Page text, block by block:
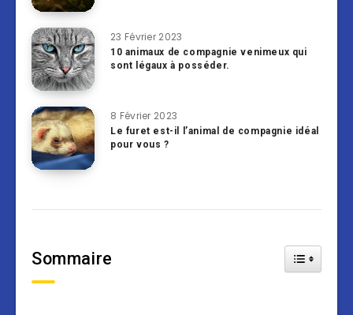
23 Février 2023
10 animaux de compagnie venimeux qui
sont légaux à posséder.
8 Février 2023
Le furet est-il l’animal de compagnie idéal
pour vous ?
Sommaire Toggle